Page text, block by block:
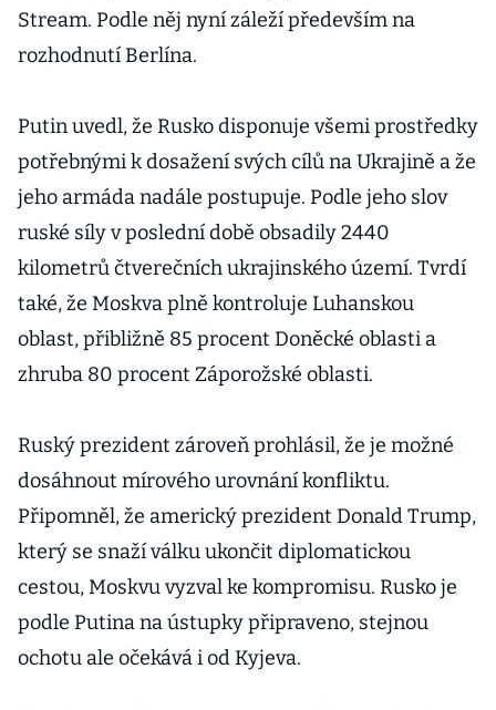
Stream. Podle něj nyní záleží především na
rozhodnutí Berlína.
Putin uvedl, že Rusko disponuje všemi prostředky
potřebnými k dosažení svých cílů na Ukrajině a že
jeho armáda nadále postupuje. Podle jeho slov
ruské síly v poslední době obsadily 2440
kilometrů čtverečních ukrajinského území. Tvrdí
také, že Moskva plně kontroluje Luhanskou
oblast, přibližně 85 procent Doněcké oblasti a
zhruba 80 procent Záporožské oblasti.
Ruský prezident zároveň prohlásil, že je možné
dosáhnout mírového urovnání konfliktu.
Připomněl, že americký prezident Donald Trump,
který se snaží válku ukončit diplomatickou
cestou, Moskvu vyzval ke kompromisu. Rusko je
podle Putina na ústupky připraveno, stejnou
ochotu ale očekává i od Kyjeva.